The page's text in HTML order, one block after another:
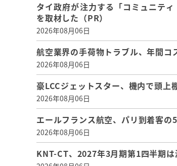
タイ政府が注力する「コミュニテ
を取材した（PR）
2026年08月06日
航空業界の手荷物トラブル、年間
2026年08月06日
豪LCCジェットスター、機内で頭
2026年08月06日
エールフランス航空、パリ到着客
2026年08月06日
KNT-CT、2027年3月期第1四半期